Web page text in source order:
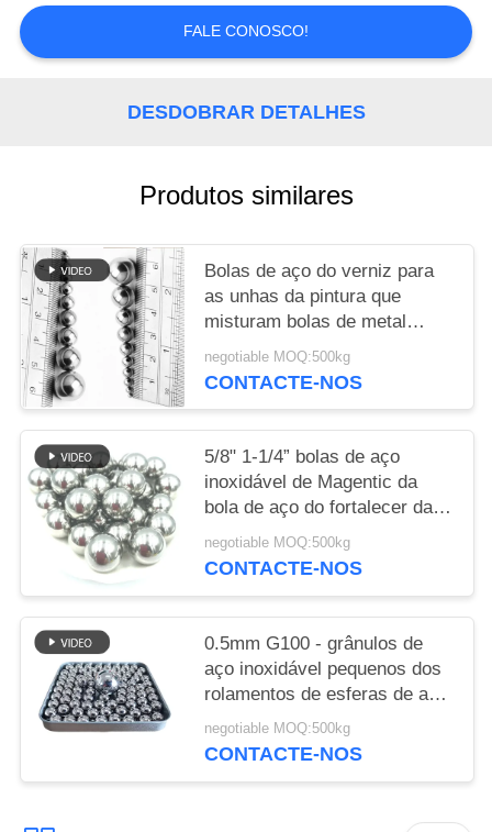
PRIVACY
POLICY
FALE CONOSCO!
DESDOBRAR DETALHES
Produtos similares
Bolas de aço do verniz para
as unhas da pintura que
misturam bolas de metal
contínuas do agitador 1/4"
3/16"
negotiable MOQ:500kg
CONTACTE-NOS
5/8" 1-1/4” bolas de aço
inoxidável de Magentic da
bola de aço do fortalecer da
precisão das bolas 440C
negotiable MOQ:500kg
CONTACTE-NOS
0.5mm G100 - grânulos de
aço inoxidável pequenos dos
rolamentos de esferas de aço
da precisão G1000
negotiable MOQ:500kg
CONTACTE-NOS